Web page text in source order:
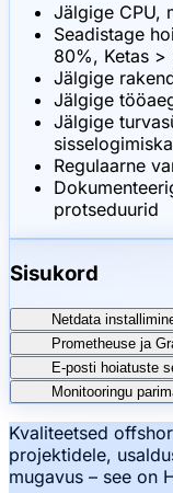
Jälgige CPU,
Seadistage
80%, Ketas >
Jälgige
Jälgige
Jälgige
Regulaarne
protseduurid
Sisukord
Netdata
Prometheuse ja
E-posti hoiatuste
Monitooringu
Kvaliteetsed
projektidele,
mugavus – see on